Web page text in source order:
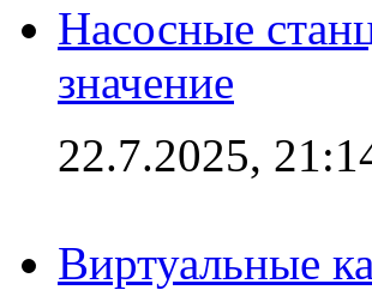
Насосные
значение
22.7.2025,
Виртуальные